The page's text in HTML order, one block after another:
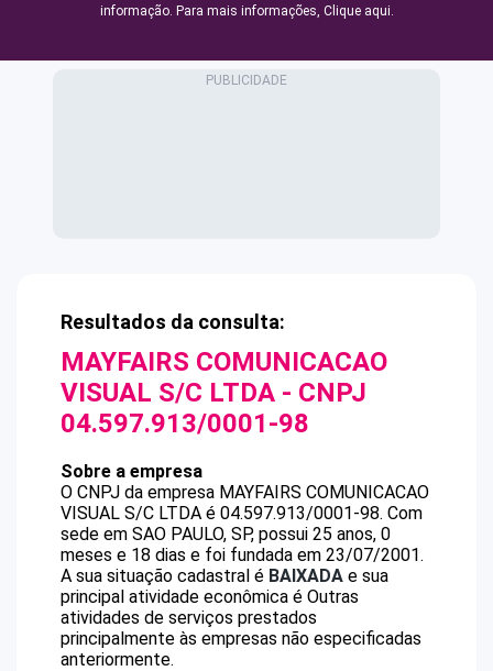
informação. Para mais informações, Clique aqui.
Resultados da consulta:
MAYFAIRS COMUNICACAO
VISUAL S/C LTDA - CNPJ
04.597.913/0001-98
Sobre a empresa
O CNPJ da empresa MAYFAIRS COMUNICACAO
VISUAL S/C LTDA é 04.597.913/0001-98. Com
sede em SAO PAULO, SP, possui 25 anos, 0
meses e 18 dias e foi fundada em 23/07/2001.
A sua situação cadastral é BAIXADA e sua
principal atividade econômica é Outras
atividades de serviços prestados
principalmente às empresas não especificadas
anteriormente.